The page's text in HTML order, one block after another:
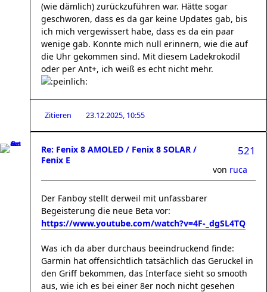
(wie dämlich) zurückzuführen war. Hätte sogar
geschworen, dass es da gar keine Updates gab, bis
ich mich vergewissert habe, dass es da ein paar
wenige gab. Konnte mich null erinnern, wie die auf
die Uhr gekommen sind. Mit diesem Ladekrokodil
oder per Ant+, ich weiß es echt nicht mehr.
Zitieren 23.12.2025, 10:55
Re: Fenix 8 AMOLED / Fenix 8 SOLAR /
Fenix E
521
von ruca
Der Fanboy stellt derweil mit unfassbarer
Begeisterung die neue Beta vor:
https://www.youtube.com/watch?v=4F-_dgSL4TQ
Was ich da aber durchaus beeindruckend finde:
Garmin hat offensichtlich tatsächlich das Geruckel in
den Griff bekommen, das Interface sieht so smooth
aus, wie ich es bei einer 8er noch nicht gesehen